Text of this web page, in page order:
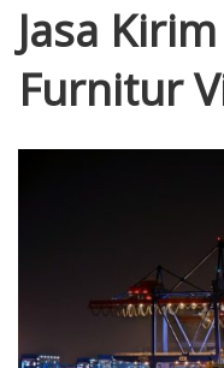
Jasa
Furnitur